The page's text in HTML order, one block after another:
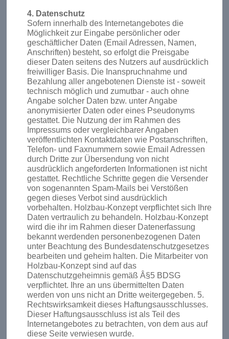
4. Datenschutz
Sofern innerhalb des Internetangebotes die
Möglichkeit zur Eingabe persönlicher oder
geschäftlicher Daten (Email Adressen, Namen,
Anschriften) besteht, so erfolgt die Preisgabe
dieser Daten seitens des Nutzers auf ausdrücklich
freiwilliger Basis. Die Inanspruchnahme und
Bezahlung aller angebotenen Dienste ist - soweit
technisch möglich und zumutbar - auch ohne
Angabe solcher Daten bzw. unter Angabe
anonymisierter Daten oder eines Pseudonyms
gestattet. Die Nutzung der im Rahmen des
Impressums oder vergleichbarer Angaben
veröffentlichten Kontaktdaten wie Postanschriften,
Telefon- und Faxnummern sowie Email Adressen
durch Dritte zur Übersendung von nicht
ausdrücklich angeforderten Informationen ist nicht
gestattet. Rechtliche Schritte gegen die Versender
von sogenannten Spam-Mails bei Verstößen
gegen dieses Verbot sind ausdrücklich
vorbehalten. Holzbau-Konzept verpflichtet sich Ihre
Daten vertraulich zu behandeln. Holzbau-Konzept
wird die ihr im Rahmen dieser Datenerfassung
bekannt werdenden personenbezogenen Daten
unter Beachtung des Bundesdatenschutzgesetzes
bearbeiten und geheim halten. Die Mitarbeiter von
Holzbau-Konzept sind auf das
Datenschutzgeheimnis gemäß Â§5 BDSG
verpflichtet. Ihre an uns übermittelten Daten
werden von uns nicht an Dritte weitergegeben. 5.
Rechtswirksamkeit dieses Haftungsausschlusses.
Dieser Haftungsausschluss ist als Teil des
Internetangebotes zu betrachten, von dem aus auf
diese Seite verwiesen wurde.